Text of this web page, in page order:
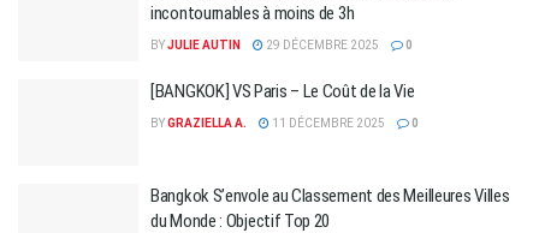
incontournables à moins de 3h
BYJULIE AUTIN 29 DÉCEMBRE 2025 0
[BANGKOK] VS Paris – Le Coût de la Vie
BYGRAZIELLA A. 11 DÉCEMBRE 2025 0
​Bangkok S’envole au Classement des Meilleures Villes
du Monde : Objectif Top 20